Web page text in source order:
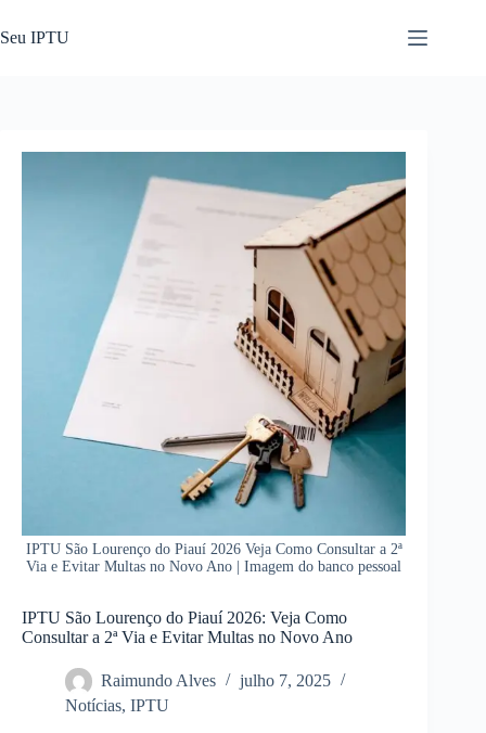
para
o
Seu IPTU
IPTU São Lourenço do Piauí 2026 Veja Como Consultar a 2ª
Via e Evitar Multas no Novo Ano | Imagem do banco pessoal
IPTU São Lourenço do Piauí 2026: Veja Como
Consultar a 2ª Via e Evitar Multas no Novo Ano
Raimundo Alves
julho 7, 2025
Notícias, IPTU